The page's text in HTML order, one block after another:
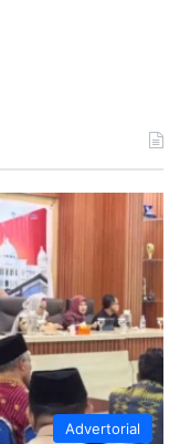
Advertorial